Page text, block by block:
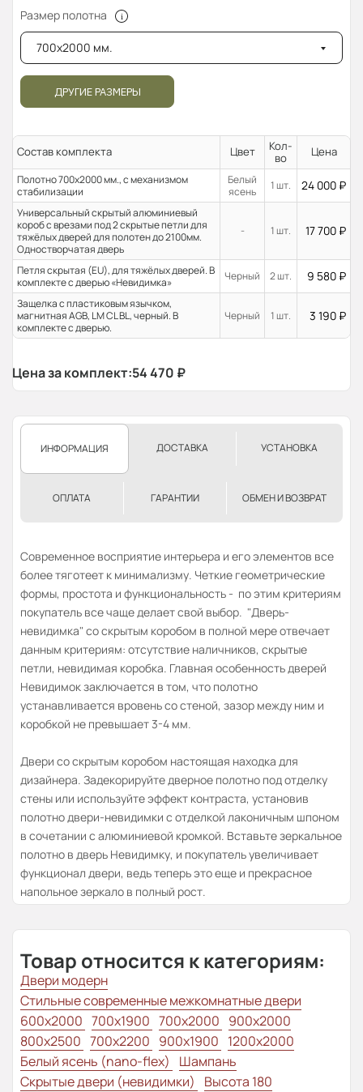
Размер полотна
700x2000 мм.
ДРУГИЕ РАЗМЕРЫ
Состав комплекта Цвет
Кол-
во
Цена
Полотно 700x2000 мм., с механизмом
стабилизации
Белый
ясень
1 шт. 24 000 ₽
Универсальный скрытый алюминиевый
короб с врезами под 2 скрытые петли для
тяжёлых дверей для полотен до 2100мм.
Одностворчатая дверь
- 1 шт. 17 700 ₽
Петля скрытая (EU), для тяжёлых дверей. В
комплекте с дверью «Невидимка»
Черный 2 шт. 9 580 ₽
Защелка с пластиковым язычком,
магнитная AGB, LM CL BL, черный. В
комплекте с дверью.
Черный 1 шт. 3 190 ₽
Цена за комплект:54 470 ₽
ИНФОРМАЦИЯ ДОСТАВКА УСТАНОВКА
ОПЛАТА ГАРАНТИИ ОБМЕН И ВОЗВРАТ
Современное восприятие интерьера и его элементов все
более тяготеет к минимализму. Четкие геометрические
формы, простота и функциональность - по этим критериям
покупатель все чаще делает свой выбор. "Дверь-
невидимка" со скрытым коробом в полной мере отвечает
данным критериям: отсутствие наличников, скрытые
петли, невидимая коробка. Главная особенность дверей
Невидимок заключается в том, что полотно
устанавливается вровень со стеной, зазор между ним и
коробкой не превышает 3-4 мм.
Двери со скрытым коробом настоящая находка для
дизайнера. Задекорируйте дверное полотно под отделку
стены или используйте эффект контраста, установив
полотно двери-невидимки с отделкой лаконичным шпоном
в сочетании с алюминиевой кромкой. Вставьте зеркальное
полотно в дверь Невидимку, и покупатель увеличивает
функционал двери, ведь теперь это еще и прекрасное
напольное зеркало в полный рост.
Товар относится к категориям:
Двери модерн
Стильные современные межкомнатные двери
600x2000 700x1900 700x2000 900x2000
800х2500 700x2200 900x1900 1200x2000
Белый ясень (nano-flex)
Шампань
Скрытые двери (невидимки)
Высота 180